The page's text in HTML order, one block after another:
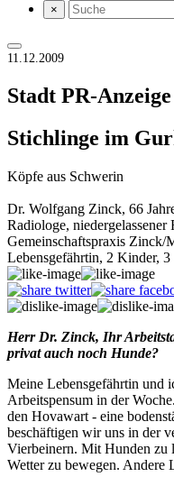
×
11.12.2009
Stadt PR-Anzeige
Stichlinge im
Köpfe aus Schwerin
Dr. Wolfgang Zinck, 66
Radiologe,
Gemeinschaftspraxis Zinck/
Lebensgefährtin, 2 Kinder, 3
Herr Dr. Zinck, Ihr
privat auch noch Hunde?
Meine Lebensgefährtin und
Arbeitspensum in der
den Hovawart - eine
beschäftigen wir uns in der
Vierbeinern. Mit Hunden zu
Wetter zu bewegen. Andere